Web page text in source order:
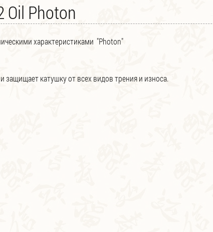
Oil Photon
характеристиками "Photon"
защищает катушку от всех видов трения и износа.